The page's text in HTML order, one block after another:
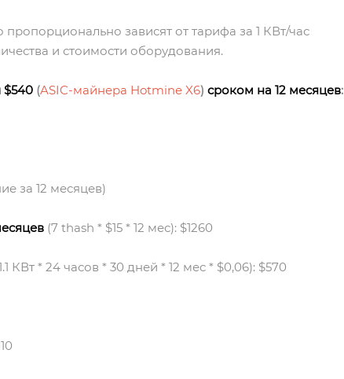
зависят от тарифа за 1 КВт/час
и стоимости оборудования.
$540 (ASIC-майнера Hotmine X6) сроком на 12 месяцев:
за 12 месяцев)
(7 thash * $15 * 12 мес): $1260
КВт * 24 часов * 30 дней * 12 мес * $0,06): $570